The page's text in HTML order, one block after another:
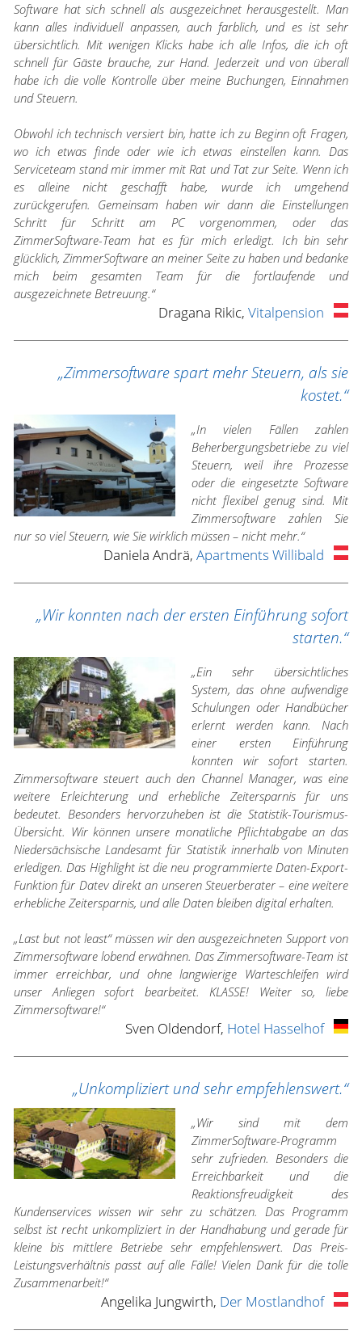
Software hat sich schnell als ausgezeichnet herausgestellt. Man
kann alles individuell anpassen, auch farblich, und es ist sehr
übersichtlich. Mit wenigen Klicks habe ich alle Infos, die ich oft
schnell für Gäste brauche, zur Hand. Jederzeit und von überall
habe ich die volle Kontrolle über meine Buchungen, Einnahmen
und Steuern.
Obwohl ich technisch versiert bin, hatte ich zu Beginn oft Fragen,
wo ich etwas finde oder wie ich etwas einstellen kann. Das
Serviceteam stand mir immer mit Rat und Tat zur Seite. Wenn ich
es alleine nicht geschafft habe, wurde ich umgehend
zurückgerufen. Gemeinsam haben wir dann die Einstellungen
Schritt für Schritt am PC vorgenommen, oder das
ZimmerSoftware-Team hat es für mich erledigt. Ich bin sehr
glücklich, ZimmerSoftware an meiner Seite zu haben und bedanke
mich beim gesamten Team für die fortlaufende und
ausgezeichnete Betreuung.“
Dragana Rikic, Vitalpension
„Zimmersoftware spart mehr Steuern, als sie
kostet.“
„In vielen Fällen zahlen
Beherbergungsbetriebe zu viel
Steuern, weil ihre Prozesse
oder die eingesetzte Software
nicht flexibel genug sind. Mit
Zimmersoftware zahlen Sie
nur so viel Steuern, wie Sie wirklich müssen – nicht mehr.“
Daniela Andrä, Apartments Willibald
„Wir konnten nach der ersten Einführung sofort
starten.“
„Ein sehr übersichtliches
System, das ohne aufwendige
Schulungen oder Handbücher
erlernt werden kann. Nach
einer ersten Einführung
konnten wir sofort starten.
Zimmersoftware steuert auch den Channel Manager, was eine
weitere Erleichterung und erhebliche Zeitersparnis für uns
bedeutet. Besonders hervorzuheben ist die Statistik-Tourismus-
Übersicht. Wir können unsere monatliche Pflichtabgabe an das
Niedersächsische Landesamt für Statistik innerhalb von Minuten
erledigen. Das Highlight ist die neu programmierte Daten-Export-
Funktion für Datev direkt an unseren Steuerberater – eine weitere
erhebliche Zeitersparnis, und alle Daten bleiben digital erhalten.
„Last but not least“ müssen wir den ausgezeichneten Support von
Zimmersoftware lobend erwähnen. Das Zimmersoftware-Team ist
immer erreichbar, und ohne langwierige Warteschleifen wird
unser Anliegen sofort bearbeitet. KLASSE! Weiter so, liebe
Zimmersoftware!“
Sven Oldendorf, Hotel Hasselhof
„Unkompliziert und sehr empfehlenswert.“
„Wir sind mit dem
ZimmerSoftware-Programm
sehr zufrieden. Besonders die
Erreichbarkeit und die
Reaktionsfreudigkeit des
Kundenservices wissen wir sehr zu schätzen. Das Programm
selbst ist recht unkompliziert in der Handhabung und gerade für
kleine bis mittlere Betriebe sehr empfehlenswert. Das Preis-
Leistungsverhältnis passt auf alle Fälle! Vielen Dank für die tolle
Zusammenarbeit!“
Angelika Jungwirth, Der Mostlandhof